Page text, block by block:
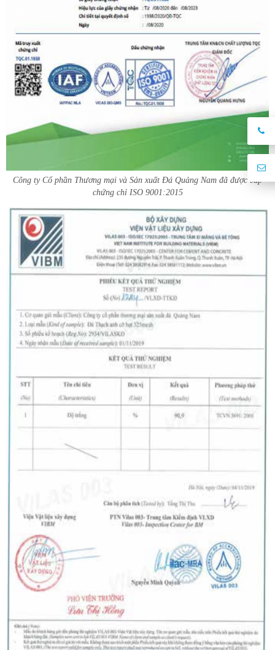
Công ty Cổ phần Thương mại và Sản xuất Đá Quảng Nam đã được cấp
chứng chỉ ISO 9001:2015